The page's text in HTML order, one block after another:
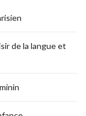
de la langue et